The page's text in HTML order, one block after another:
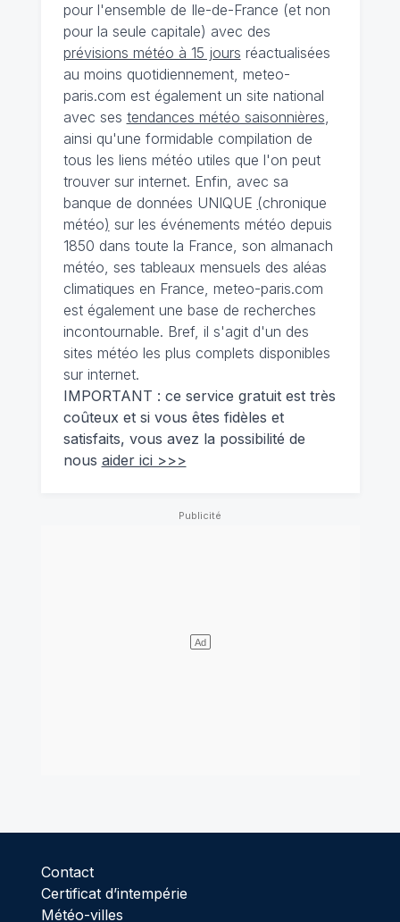
pour l'ensemble de Ile-de-France (et non
pour la seule capitale) avec des
prévisions météo à 15 jours réactualisées
au moins quotidiennement, meteo-
paris.com est également un site national
avec ses tendances météo saisonnières,
ainsi qu'une formidable compilation de
tous les liens météo utiles que l'on peut
trouver sur internet. Enfin, avec sa
banque de données UNIQUE (chronique
météo) sur les événements météo depuis
1850 dans toute la France, son almanach
météo, ses tableaux mensuels des aléas
climatiques en France, meteo-paris.com
est également une base de recherches
incontournable. Bref, il s'agit d'un des
sites météo les plus complets disponibles
sur internet.
IMPORTANT : ce service gratuit est très
coûteux et si vous êtes fidèles et
satisfaits, vous avez la possibilité de
nous aider ici >>>
Contact
Certificat d’intempérie
Météo-villes